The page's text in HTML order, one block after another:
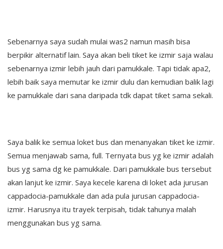
Sebenarnya saya sudah mulai was2 namun masih bisa
berpikir alternatif lain. Saya akan beli tiket ke izmir saja walau
sebenarnya izmir lebih jauh dari pamukkale. Tapi tidak apa2,
lebih baik saya memutar ke izmir dulu dan kemudian balik lagi
ke pamukkale dari sana daripada tdk dapat tiket sama sekali.
Saya balik ke semua loket bus dan menanyakan tiket ke izmir.
Semua menjawab sama, full. Ternyata bus yg ke izmir adalah
bus yg sama dg ke pamukkale. Dari pamukkale bus tersebut
akan lanjut ke izmir. Saya kecele karena di loket ada jurusan
cappadocia-pamukkale dan ada pula jurusan cappadocia-
izmir. Harusnya itu trayek terpisah, tidak tahunya malah
menggunakan bus yg sama.